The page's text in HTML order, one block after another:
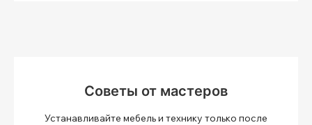
Советы от мастеров
Устанавливайте мебель и технику только после